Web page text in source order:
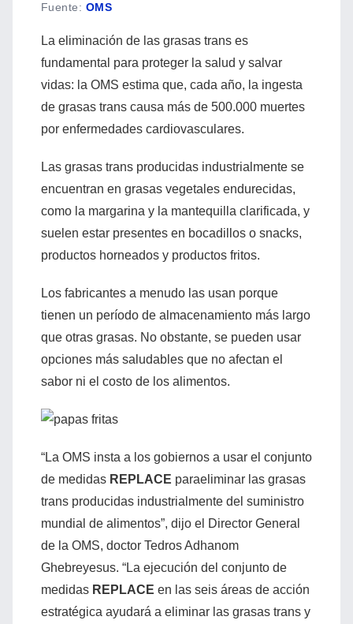
Fuente: OMS
La eliminación de las grasas trans es
fundamental para proteger la salud y salvar
vidas: la OMS estima que, cada año, la ingesta
de grasas trans causa más de 500.000 muertes
por enfermedades cardiovasculares.
Las grasas trans producidas industrialmente se
encuentran en grasas vegetales endurecidas,
como la margarina y la mantequilla clarificada, y
suelen estar presentes en bocadillos o snacks,
productos horneados y productos fritos.
Los fabricantes a menudo las usan porque
tienen un período de almacenamiento más largo
que otras grasas. No obstante, se pueden usar
opciones más saludables que no afectan el
sabor ni el costo de los alimentos.
“La OMS insta a los gobiernos a usar el conjunto
de medidas REPLACE paraeliminar las grasas
trans producidas industrialmente del suministro
mundial de alimentos”, dijo el Director General
de la OMS, doctor Tedros Adhanom
Ghebreyesus. “La ejecución del conjunto de
medidas REPLACE en las seis áreas de acción
estratégica ayudará a eliminar las grasas trans y